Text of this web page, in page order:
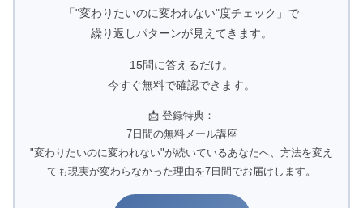
「"変わりたいのに変われない"度チェック」で
繰り返しパターンが見えてきます。
15問に答えるだけ。
今すぐ無料で確認できます。
📩 登録特典：
7日間の無料メール講座
"変わりたいのに変われない"が続いているあなたへ、方法を変え
ても現実が変わらなかった理由を7日間でお届けします。